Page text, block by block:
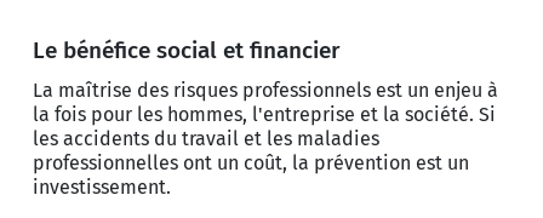
Le bénéfice social et financier
La maîtrise des risques professionnels est un enjeu à
la fois pour les hommes, l'entreprise et la société. Si
les accidents du travail et les maladies
professionnelles ont un coût, la prévention est un
investissement.